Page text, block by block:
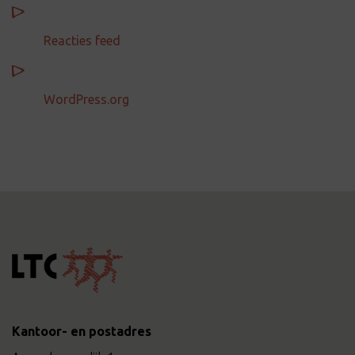
Reacties feed
WordPress.org
Kantoor- en postadres